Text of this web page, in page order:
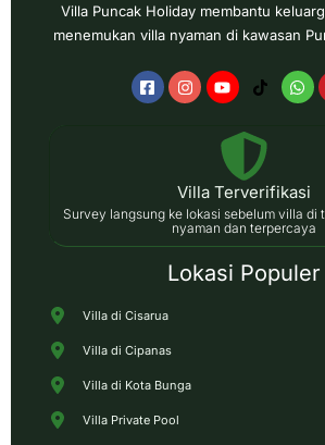
Villa Puncak Holiday membantu
menemukan villa nyaman di kawasan
Villa Terverifikasi
Survey langsung ke lokasi sebelum villa di
nyaman dan terpercaya
Lokasi Populer
Villa di Cisarua
Villa di Cipanas
Villa di Kota Bunga
Villa Private Pool